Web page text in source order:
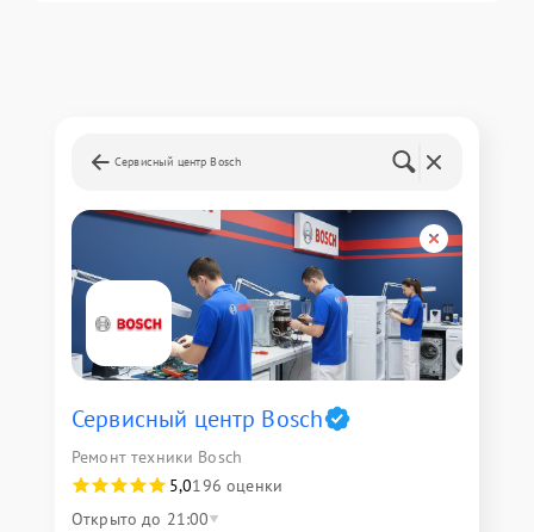
Сервисный центр Bosch
Сервисный центр Bosch
Ремонт техники Bosch
5,0196 оценки
Открыто до 21:00